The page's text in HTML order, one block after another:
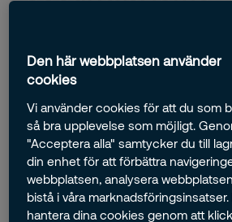
Startpaket Villa är det heltäckande
som bor i villa och vill ha full kontroll
vattenskador med ett smart
från mobilen.
Den här webbplatsen använder
cookies
Vi använder cookies för att du som
så bra upplevelse som möjligt.
"Acceptera alla" samtycker du till
din enhet för att förbättra
webbplatsen, analysera
bistå i våra
hantera dina cookies genom att